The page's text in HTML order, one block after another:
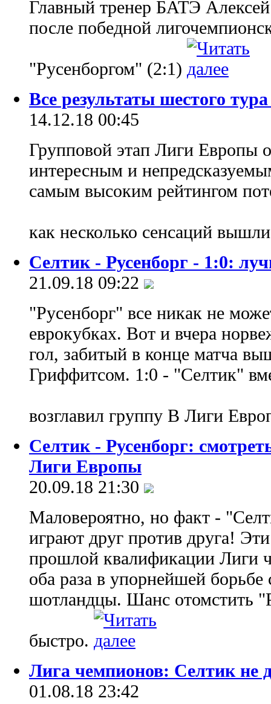
Главный тренер БАТЭ
после победной
"Русенборгом" (2:1)
Все результаты шестого
14.12.18 00:45
Групповой этап Лиги Европы
интересным и
самым высоким рейтингом
как несколько сенсаций
Селтик - Русенборг - 1:0:
21.09.18 09:22
"Русенборг" все никак не
еврокубках. Вот и вчера
гол, забитый в конце матча
Гриффитсом. 1:0 - "Селтик"
возглавил группу B Лиги
Селтик - Русенборг:
Лиги Европы
20.09.18 21:30
Маловероятно, но факт -
играют друг против друга!
прошлой квалификации Лиги
оба раза в упорнейшей борьбе
шотландцы. Шанс отомстить
быстро.
Лига чемпионов: Селтик не
01.08.18 23:42